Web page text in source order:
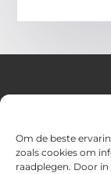
Om de beste
zoals cookies om
raadplegen. Door
Over
Jouw gids voor
Ontdek een
boordevol